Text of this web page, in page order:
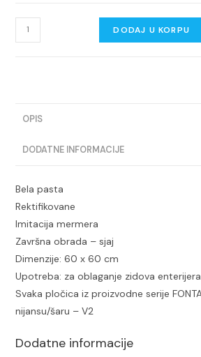
je
bila:
FONTANA
WHITE
količina
DODAJ U KORPU
OPIS
DODATNE INFORMACIJE
Bela pasta
Rektifikovane
Imitacija mermera
Završna obrada – sjaj
Dimenzije: 60 x 60 cm
Upotreba: za oblaganje zidova enterijera
Svaka pločica iz proizvodne serije
nijansu/šaru – V2
Dodatne informacije